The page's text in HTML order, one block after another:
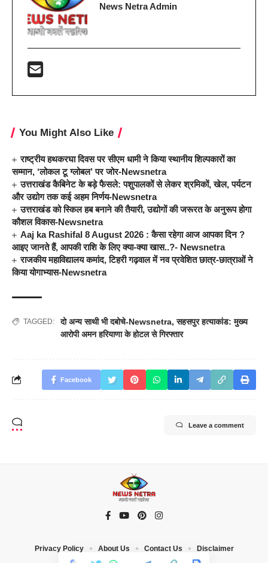
News Netra Admin
You Might Also Like
राष्ट्रीय हथकरघा दिवस पर सीएम धामी ने किया स्थानीय शिल्पकारों का
सम्मान, ‘लोकल टू ग्लोबल’ पर जोर-Newsnetra
उत्तराखंड कैबिनेट के बड़े फैसले: पशुपालकों से लेकर श्रमिकों, खेल, पर्यटन
और उद्योग तक कई अहम निर्णय-Newsnetra
उत्तराखंड को स्किल हब बनाने की तैयारी, उद्योगों की जरूरत के अनुरूप होगा
कौशल विकास-Newsnetra
Aaj ka Rashifal 8 August 2026 : कैसा रहेगा आज आपका दिन ?
आइए जानते हैं, आपकी राशि के लिए क्या-क्या खास..?- Newsnetra
राजकीय महाविद्यालय कमांद, टिहरी गढ़वाल में नव प्रवेशित छात्र-छात्राओं ने
किया योगाभ्यास-Newsnetra
TAGGED: दो अन्य साथी भी दबोचे-Newsnetra,सहसपुर हत्याकांड: मुख्य
आरोपी अमन हरियाणा के होटल से गिरफ्तार
Facebook
Leave a comment
Privacy Policy About Us Contact Us Disclaimer